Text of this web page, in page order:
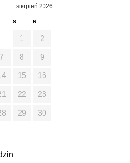
sierpień 2026
S N
1 2
7 8 9
15 16
22 23
29 30